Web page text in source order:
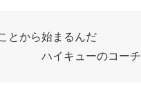
とから始まるんだ
のコーチ